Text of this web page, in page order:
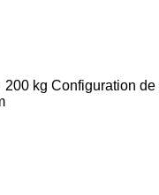
200 kg Configuration de